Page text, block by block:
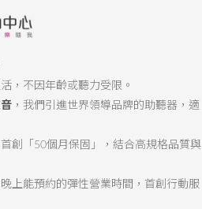
，不因年齡或聽力受限。
，我們引進世界領導品牌的助聽器，適
首創「50個月保固」，結合高規格品質與
晚上能預約的彈性營業時間，首創行動服